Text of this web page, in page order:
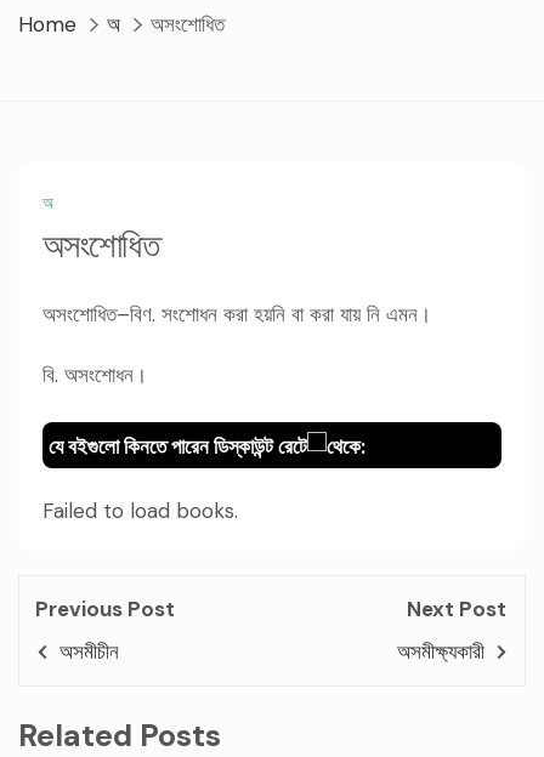
Home অ অসংশোধিত
অ
অসংশোধিত
অসংশোধিত–বিণ. সংশোধন করা হয়নি বা করা যায় নি এমন।
বি. অসংশোধন।
যে বইগুলো কিনতে পারেন ডিস্কাউন্ট রেটে থেকে:
Failed to load books.
Previous Post
অসমীচীন
Next Post
অসমীক্ষ্যকারী
Related Posts